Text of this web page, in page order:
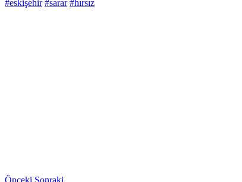
#eskişehir #sarar #hırsız